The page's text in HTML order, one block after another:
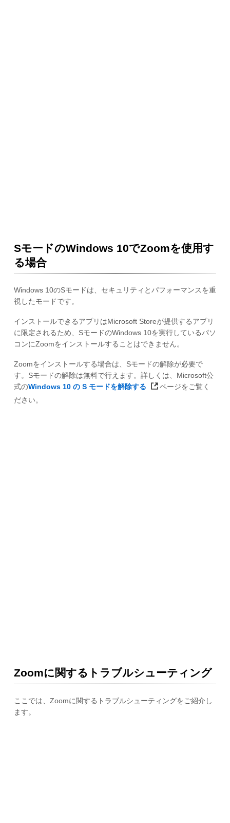
SモードのWindows 10でZoomを使用す
る場合
Windows 10のSモードは、セキュリティとパフォーマンスを重
視したモードです。
インストールできるアプリはMicrosoft Storeが提供するアプリ
に限定されるため、SモードのWindows 10を実行しているパソ
コンにZoomをインストールすることはできません。
Zoomをインストールする場合は、Sモードの解除が必要で
す。Sモードの解除は無料で行えます。詳しくは、Microsoft公
式のWindows 10 の S モードを解除する
ページをご覧く
ださい。
Zoomに関するトラブルシューティング
ここでは、Zoomに関するトラブルシューティングをご紹介し
ます。